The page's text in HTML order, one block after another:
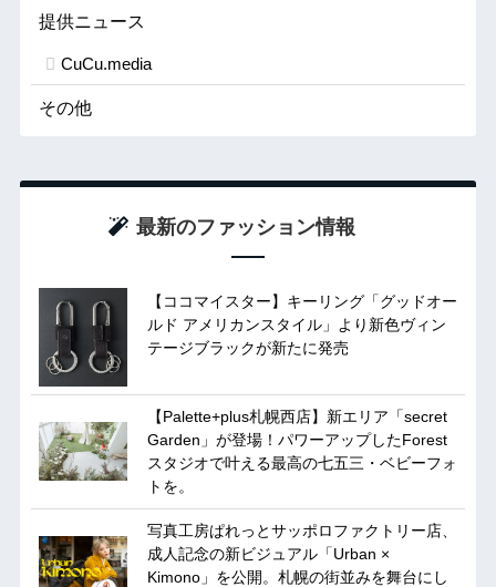
提供ニュース
CuCu.media
その他
最新のファッション情報
【ココマイスター】キーリング「グッドオー
ルド アメリカンスタイル」より新色ヴィン
テージブラックが新たに発売
【Palette+plus札幌西店】新エリア「secret
Garden」が登場！パワーアップしたForest
スタジオで叶える最高の七五三・ベビーフォ
トを。
写真工房ぱれっとサッポロファクトリー店、
成人記念の新ビジュアル「Urban ×
Kimono」を公開。札幌の街並みを舞台にし